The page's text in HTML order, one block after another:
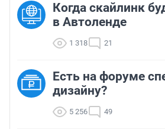
Когда скайлинк
в Автоленде
1 318 21
Есть на форуме
дизайну?
5 256 49